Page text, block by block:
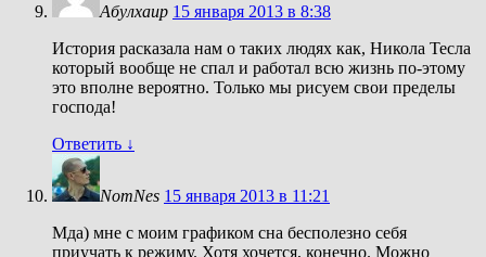
Абулхаир 15 января 2013 в 8:38
История расказала нам о таких людях как, Никола Тесла
который вообще не спал и работал всю жизнь по-этому
это вполне вероятно. Только мы рисуем свои пределы
господа!
Ответить ↓
NomNes 15 января 2013 в 11:21
Мда) мне с моим графиком сна бесполезно себя
приучать к режиму. Хотя хочется, конечно. Можно